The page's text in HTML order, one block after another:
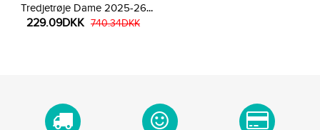
Tredjetrøje Dame 2025-26
Kortærmet
229.09DKK 740.34DKK